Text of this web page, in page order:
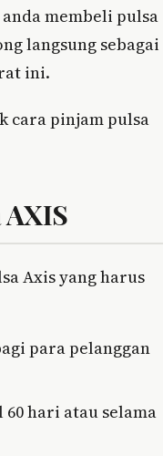
membeli pulsa
langsung sebagai
ini.
cara pinjam pulsa
Axis yang harus
para pelanggan
hari atau selama